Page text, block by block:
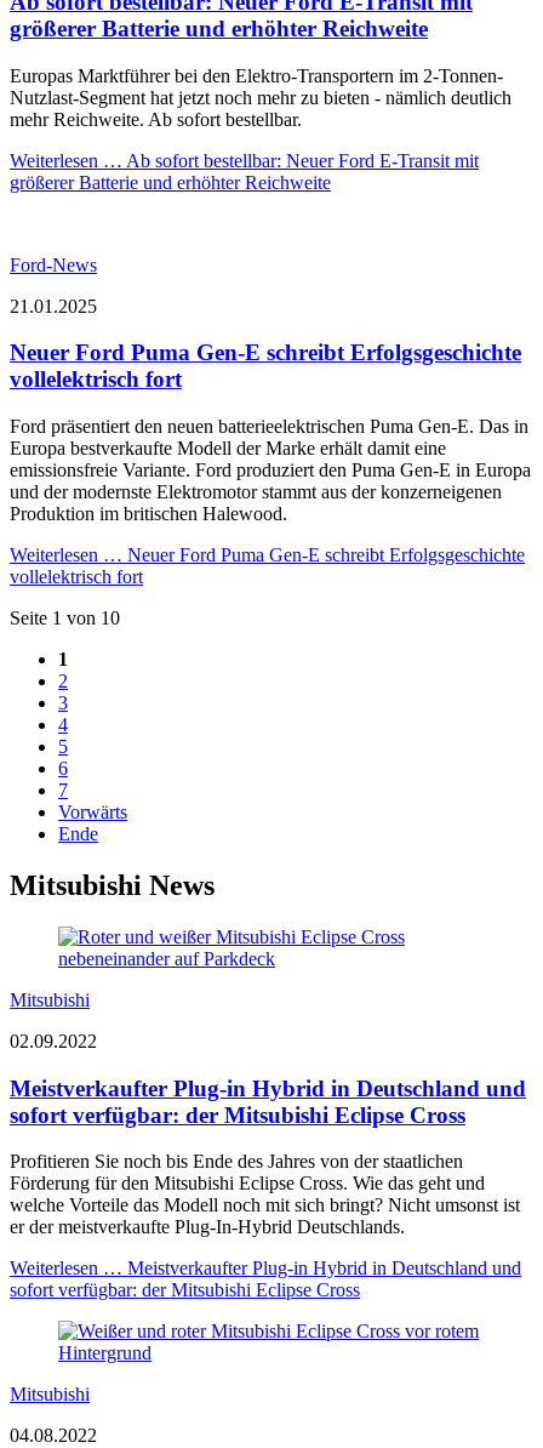
größerer Batterie und erhöhter Reichweite
Europas Marktführer bei den Elektro-Transportern im 2-Tonnen-
Nutzlast-Segment hat jetzt noch mehr zu bieten - nämlich deutlich
mehr Reichweite. Ab sofort bestellbar.
Weiterlesen … Ab sofort bestellbar: Neuer Ford E-Transit mit
größerer Batterie und erhöhter Reichweite
Ford-News
21.01.2025
Neuer Ford Puma Gen-E schreibt Erfolgsgeschichte
vollelektrisch fort
Ford präsentiert den neuen batterieelektrischen Puma Gen-E. Das in
Europa bestverkaufte Modell der Marke erhält damit eine
emissionsfreie Variante. Ford produziert den Puma Gen-E in Europa
und der modernste Elektromotor stammt aus der konzerneigenen
Produktion im britischen Halewood.
Weiterlesen … Neuer Ford Puma Gen-E schreibt Erfolgsgeschichte
vollelektrisch fort
Seite 1 von 10
1
2
3
4
5
6
7
Vorwärts
Ende
Mitsubishi News
Mitsubishi
02.09.2022
Meistverkaufter Plug-in Hybrid in Deutschland und
sofort verfügbar: der Mitsubishi Eclipse Cross
Profitieren Sie noch bis Ende des Jahres von der staatlichen
Förderung für den Mitsubishi Eclipse Cross. Wie das geht und
welche Vorteile das Modell noch mit sich bringt? Nicht umsonst ist
er der meistverkaufte Plug-In-Hybrid Deutschlands.
Weiterlesen … Meistverkaufter Plug-in Hybrid in Deutschland und
sofort verfügbar: der Mitsubishi Eclipse Cross
Mitsubishi
04.08.2022